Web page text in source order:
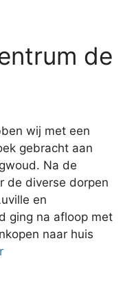
de
wij met een
gebracht aan
Na de
de diverse dorpen
en
ging na afloop met
naar huis